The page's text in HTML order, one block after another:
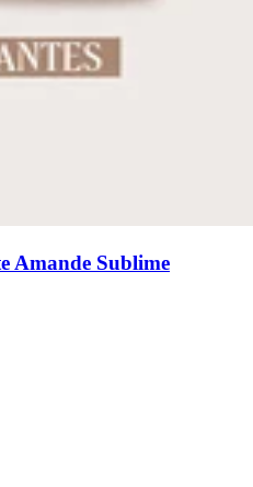
Amande Sublime